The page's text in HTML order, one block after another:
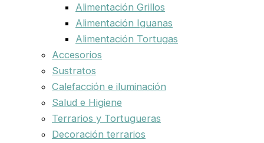
Alimentación Grillos
Alimentación Iguanas
Alimentación Tortugas
Accesorios
Sustratos
Calefacción e iluminación
Salud e Higiene
Terrarios y Tortugueras
Decoración terrarios